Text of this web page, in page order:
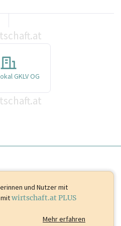
GKLV OG
und Nutzer mit
wirtschaft.at PLUS
Mehr erfahren